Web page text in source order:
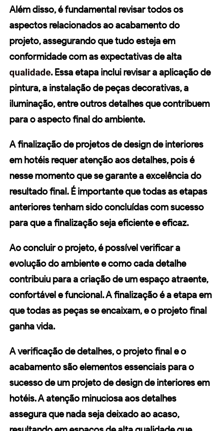
Além disso, é fundamental revisar todos os
aspectos relacionados aoacabamentodo
projeto, assegurando que tudo esteja em
conformidade com as expectativas de alta
qualidade. Essa etapa inclui revisar a aplicação de
pintura, a instalação de peças decorativas, a
iluminação, entre outros detalhes que contribuem
para o aspecto final do ambiente.
A finalização de projetos dedesign de interiores
em hotéis requer atenção aos detalhes, pois é
nesse momento que se garante a excelência do
resultado final. É importante que todas as etapas
anteriores tenham sido concluídas com sucesso
para que a finalização seja eficiente e eficaz.
Ao concluir o projeto, é possível verificar a
evolução do ambiente e como cada detalhe
contribuiu para a criação de um espaço atraente,
confortável e funcional. A finalização é a etapa em
que todas as peças se encaixam, e o projeto final
ganha vida.
Averificação de detalhes, o projeto finale o
acabamentosão elementos essenciais para o
sucesso de um projeto de design de interiores em
hotéis. A atenção minuciosa aos detalhes
assegura que nada seja deixado ao acaso,